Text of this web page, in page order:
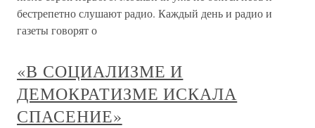
бестрепетно слушают радио. Каждый день и радио и
газеты говорят о
«В СОЦИАЛИЗМЕ И
ДЕМОКРАТИЗМЕ ИСКАЛА
СПАСЕНИЕ»